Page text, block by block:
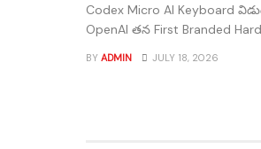
Codex Micro AI Keyboard
OpenAI తన First Branded
BY ADMIN JULY 18, 2026